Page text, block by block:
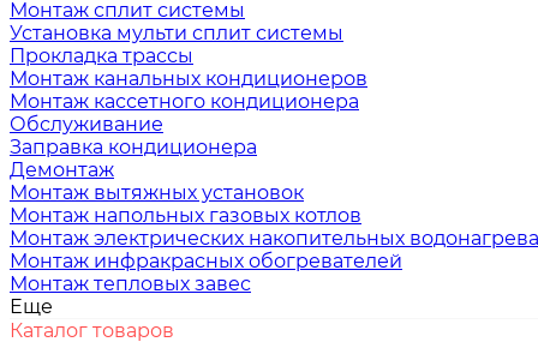
Монтаж сплит системы
Установка мульти сплит системы
Прокладка трассы
Монтаж канальных кондиционеров
Монтаж кассетного кондиционера
Обслуживание
Заправка кондиционера
Демонтаж
Монтаж вытяжных установок
Монтаж напольных газовых котлов
Монтаж электрических накопительных
Монтаж инфракрасных обогревателей
Монтаж тепловых завес
Еще
Каталог товаров